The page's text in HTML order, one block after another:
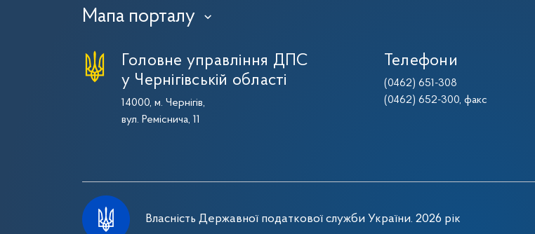
Мапа порталу ›
Головне управління ДПС
у Чернігівській області
14000, м. Чернігів,
вул. Реміснича, 11
Телефони
(0462) 651-308
(0462) 652-300, факс
Власність Державної податкової служби України. 2026 рік